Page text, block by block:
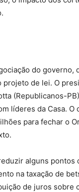
do governo,
de lei. O
(Republicanos-
líderes da Casa. O
para fechar o
alguns pontos
na taxação de
de juros sobre